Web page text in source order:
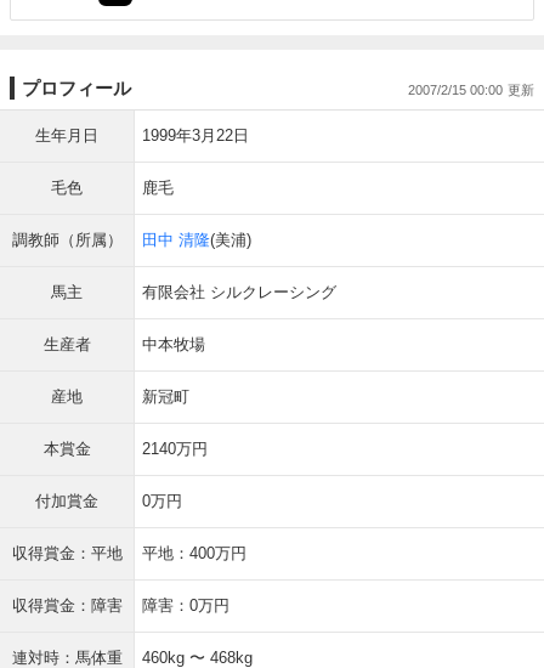
プロフィール 2007/2/15 00:00
生年月日 1999年3月22日
毛色 鹿毛
調教師（所属） 田中 清隆(美浦)
馬主 有限会社 シルクレーシング
生産者 中本牧場
産地 新冠町
本賞金 2140万円
付加賞金 0万円
収得賞金：平地 平地：400万円
収得賞金：障害 障害：0万円
連対時：馬体重 460kg 〜 468kg